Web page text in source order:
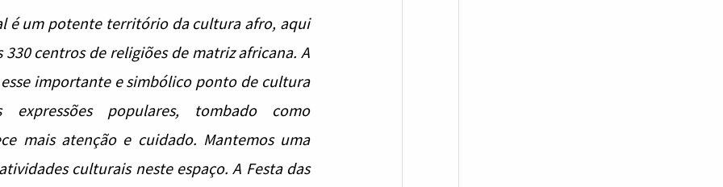
é um potente território da cultura afro, aqui
330 centros de religiões de matriz africana. A
esse importante e simbólico ponto de cultura
expressões populares, tombado como
mais atenção e cuidado. Mantemos uma
culturais neste espaço. A Festa das